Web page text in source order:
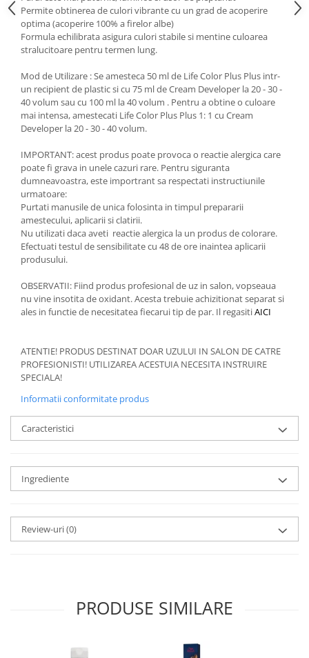
Permite obtinerea de culori vibrante cu un grad de acoperire
optima (acoperire 100% a firelor albe)
Formula echilibrata asigura culori stabile si mentine culoarea
stralucitoare pentru termen lung.
Mod de Utilizare : Se amesteca 50 ml de Life Color Plus Plus intr-
un recipient de plastic si cu 75 ml de Cream Developer la 20 - 30 -
40 volum sau cu 100 ml la 40 volum . Pentru a obtine o culoare
mai intensa, amestecati Life Color Plus Plus 1: 1 cu Cream
Developer la 20 - 30 - 40 volum.
IMPORTANT: acest produs poate provoca o reactie alergica care
poate fi grava in unele cazuri rare. Pentru siguranta
dumneavoastra, este importrant sa respectati instructiunile
urmatoare:
Purtati manusile de unica folosinta in timpul prepararii
amestecului, aplicarii si clatirii.
Nu utilizati daca aveti reactie alergica la un produs de colorare.
Efectuati testul de sensibilitate cu 48 de ore inaintea aplicarii
produsului.
OBSERVATII: Fiind produs profesional de uz in salon, vopseaua
nu vine insotita de oxidant. Acesta trebuie achizitionat separat si
ales in functie de necesitatea fiecarui tip de par. Il regasitiAICI
ATENTIE! PRODUS DESTINAT DOAR UZULUI IN SALON DE CATRE
PROFESIONISTI! UTILIZAREA ACESTUIA NECESITA INSTRUIRE
SPECIALA!
Informatii conformitate produs
Caracteristici
Ingrediente
Review-uri(0)
PRODUSE SIMILARE